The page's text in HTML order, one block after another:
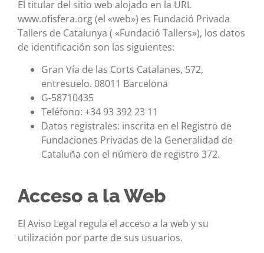
El titular del sitio web alojado en la URL
www.ofisfera.org (el «web») es Fundació Privada
Tallers de Catalunya ( «Fundació Tallers»), los datos
de identificación son las siguientes:
Gran Vía de las Corts Catalanes, 572,
entresuelo. 08011 Barcelona
G-58710435
Teléfono: +34 93 392 23 11
Datos registrales: inscrita en el Registro de
Fundaciones Privadas de la Generalidad de
Cataluña con el número de registro 372.
Acceso a la Web
El Aviso Legal regula el acceso a la web y su
utilización por parte de sus usuarios.